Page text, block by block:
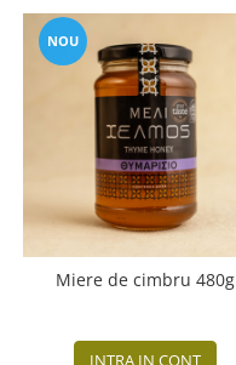
NOU
Miere de cimbru 480g